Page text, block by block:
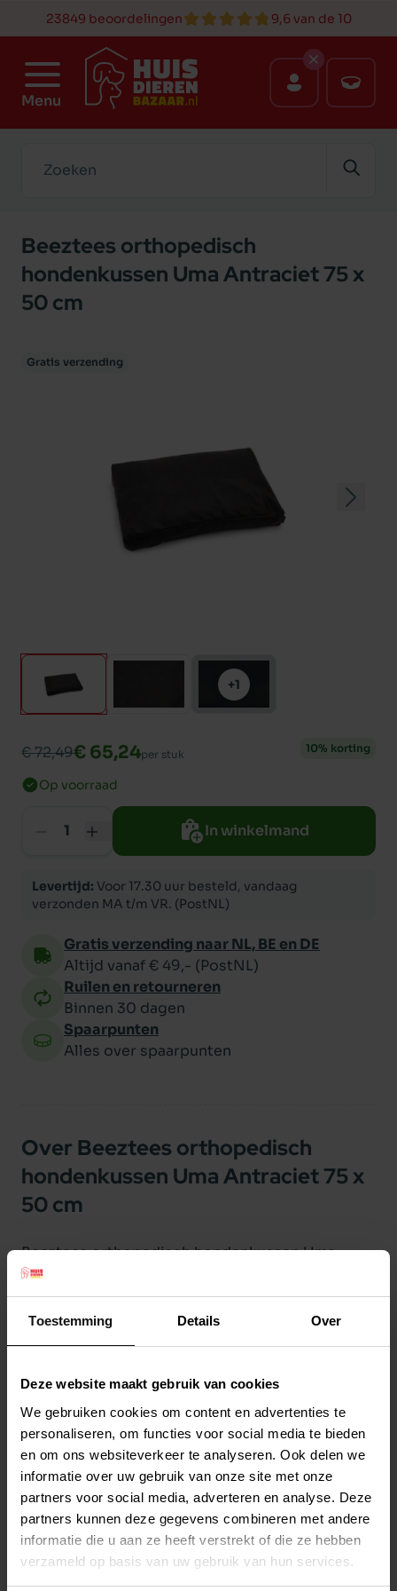
Toestemming Details Over
Deze website maakt gebruik van cookies
We gebruiken cookies om content en advertenties te
personaliseren, om functies voor social media te bieden
en om ons websiteverkeer te analyseren. Ook delen we
informatie over uw gebruik van onze site met onze
partners voor social media, adverteren en analyse. Deze
partners kunnen deze gegevens combineren met andere
informatie die u aan ze heeft verstrekt of die ze hebben
verzameld op basis van uw gebruik van hun services.
23849 beoordelingen 9,6 van de 10
Menu
Beeztees orthopedisch
hondenkussen Uma Antraciet 75 x
50 cm
+1
Gratis verzending
€ 72,49€ 65,24per stuk 10% korting
Op voorraad
In winkelmand
Levertijd: Voor 17.30 uur besteld, vandaag
verzonden MA t/m VR. (PostNL)
Gratis verzending naar NL, BE en DE
Altijd vanaf € 49,- (PostNL)
Ruilen en retourneren
Binnen 30 dagen
Spaarpunten
Alles over spaarpunten
Over Beeztees orthopedisch
hondenkussen Uma Antraciet 75 x
50 cm
Beeztees orthopedisch hondenkussen Uma
Antraciet 75 x 50 cm
Het Beeztees Memory Foam hondenkussen Uma
is een waar genot om op te relaxen en slapen
voor uw trouwe viervoeter. Dit orthopedisch
hondenkussen past zich namelijk aan, aan het
is gevuld met memory foam vlokken. Memory
foam zorgt ervoor dat de druk op de gewrichten
en rug van uw hond worden verminderd. Tevens
draagt het bij aan het ontspannen van de spieren
en bevordert het de doorbloeding. Ideaal dus
voor de wat oudere honden of honden met
Lees meer
Productspecificaties
Stel uw bestelherinnering in:
Elke
2 weken
Elke
4 weken
Elke
6 weken
Elke
Elke
Elke